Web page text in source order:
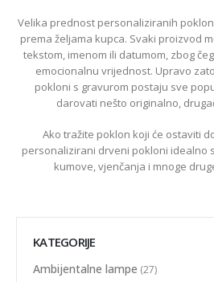
Velika prednost personaliziranih
prema željama kupca. Svaki proizvod
tekstom, imenom ili datumom, zbog
emocionalnu vrijednost. Upravo
pokloni s gravurom postaju sve
darovati nešto originalno,
Ako tražite poklon koji će ostaviti
personalizirani drveni pokloni idealno
kumove, vjenčanja i mnoge
KATEGORIJE
Ambijentalne lampe (27)